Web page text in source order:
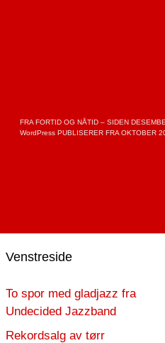
FRA FORTID OG NÅTID – SIDEN
WordPress PUBLISERER FRA OKTOBER
Venstreside
To spor med gladjazz fra
Undecided Jazzband
Rekordsalg av tørr